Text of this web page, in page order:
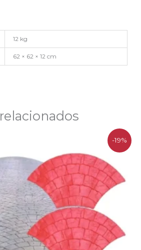
12 kg
62 × 62 × 12 cm
-19%
actual
$254.800.